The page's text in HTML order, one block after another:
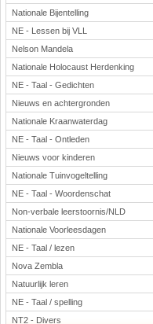
Nationale Bijentelling
NE - Lessen bij VLL
Nelson Mandela
Nationale Holocaust Herdenking
NE - Taal - Gedichten
Nieuws en achtergronden
Nationale Kraanwaterdag
NE - Taal - Ontleden
Nieuws voor kinderen
Nationale Tuinvogeltelling
NE - Taal - Woordenschat
Non-verbale leerstoornis/NLD
Nationale Voorleesdagen
NE - Taal / lezen
Nova Zembla
Natuurlijk leren
NE - Taal / spelling
NT2 - Divers